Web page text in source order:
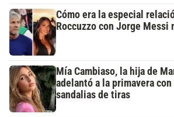
Cómo era la especial
Roccuzzo con Jorge Messi
Mía Cambiaso, la hija de
adelantó a la primavera
sandalias de tiras